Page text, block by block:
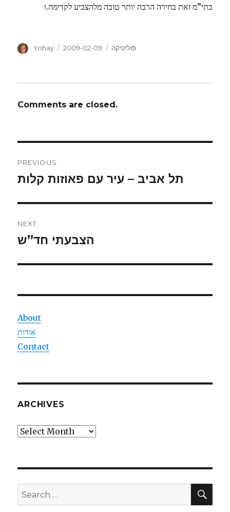
בתי”מ זאת בחירה הרבה יותר טובה מלהצביע לקדימה.ו
Author
Yohay
Posted
2009-02-09 Categories
פוליטיקה
Comments are closed.
navigation
PREVIOUS
Previous
תל אביב – עיר עם פאוזות קלות
NEXT
Next
הצבעתי חד”ש
About
אודות
Contact
ARCHIVES
Archives
Search
for: